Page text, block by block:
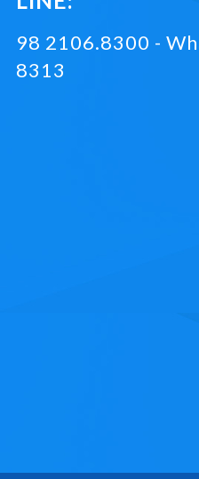
98 2106.8300 -
8313